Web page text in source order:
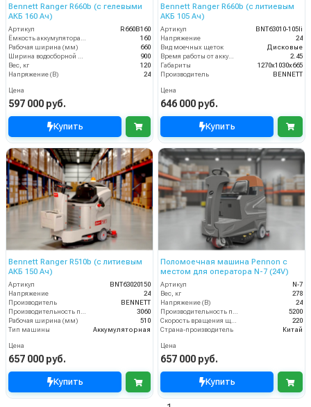
Bennett Ranger R660b (с гелевыми
АКБ 160 Ач)
Артикул
R660B160
160
Рабочая ширина (мм)
660
900
Вес, кг
120
Напряжение (В)
24
Цена
597 000 руб.
Купить
Bennett Ranger R660b (с литиевым
АКБ 105 Ач)
Артикул
BNT63010-105li
Напряжение
24
Вид моечных щеток
Дисковые
Время работы от аккумуляторов (ч)
2.45
Габариты
1270х1030х665
Производитель
BENNETT
Цена
646 000 руб.
Купить
Bennett Ranger R510b (с литиевым
АКБ 150 Ач)
Артикул
BNT63020150
Напряжение
24
Производитель
BENNETT
Производительность по площади
3060
Рабочая ширина (мм)
510
Тип машины
Аккумуляторная
Цена
657 000 руб.
Купить
Поломоечная машина Pennon с
местом для оператора N-7 (24V)
Артикул
N-7
Вес, кг
278
Напряжение (В)
24
Производительность по площади (м2/ч)
5200
Скорость вращения щётки (об/мин)
220
Страна-производитель
Китай
Цена
657 000 руб.
Купить